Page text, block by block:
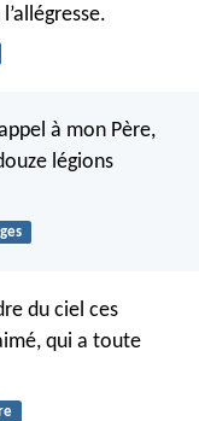
à mon Père,
légions
du ciel ces
qui a toute